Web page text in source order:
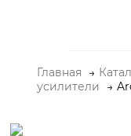
Домашние
Портативный
Главная
усилители